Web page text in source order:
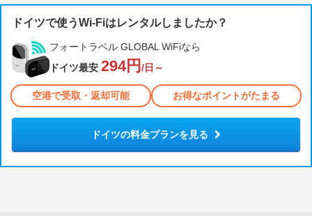
ドイツで使うWi-Fiはレンタルしましたか？
フォートラベル GLOBAL WiFiなら
ドイツ最安 294円 /日～
空港で受取・返却可能 お得なポイントがたまる
ドイツの料金プランを見る